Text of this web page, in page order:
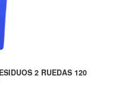
2 RUEDAS 120